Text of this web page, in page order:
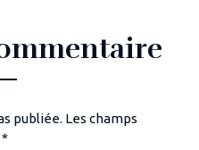
publiée. Les champs
*